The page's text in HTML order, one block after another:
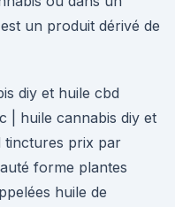
un produit dérivé de
diy et huile cbd
| huile cannabis diy et
tinctures prix par
forme plantes
huile de